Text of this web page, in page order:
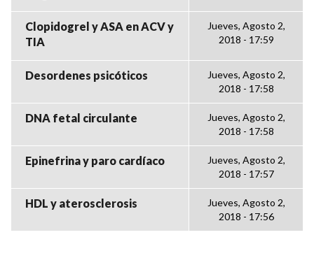
Clopidogrel y ASA en ACV y
TIA
Jueves, Agosto 2,
2018 - 17:59
Desordenes psicóticos
Jueves, Agosto 2,
2018 - 17:58
DNA fetal circulante
Jueves, Agosto 2,
2018 - 17:58
Epinefrina y paro cardíaco
Jueves, Agosto 2,
2018 - 17:57
HDL y aterosclerosis
Jueves, Agosto 2,
2018 - 17:56